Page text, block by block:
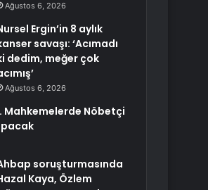
Ağustos 6, 2026
Ergin’in 8 aylık
savaşı: ‘Acımadı
dedim, meğer çok
Ağustos 6, 2026
Mahkemelerde Nöbetçi
soruşturmasında
Kaya, Özlem